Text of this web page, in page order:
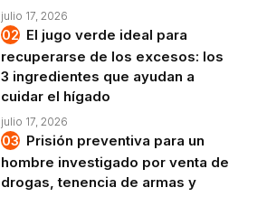
julio 17, 2026
El jugo verde ideal para
recuperarse de los excesos: los
3 ingredientes que ayudan a
cuidar el hígado
julio 17, 2026
Prisión preventiva para un
hombre investigado por venta de
drogas, tenencia de armas y